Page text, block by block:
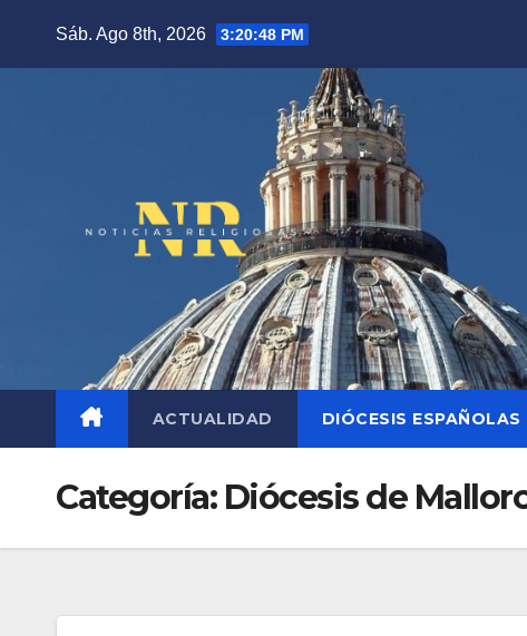
Sáb. Ago 8th, 2026 3:20:49 PM
ACTUALIDAD DIÓCESIS ESPAÑOLAS
Categoría: Diócesis de